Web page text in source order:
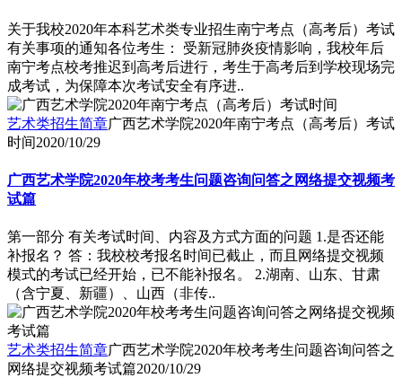
关于我校2020年本科艺术类专业招生南宁考点（高考后）考试
有关事项的通知各位考生： 受新冠肺炎疫情影响，我校年后
南宁考点校考推迟到高考后进行，考生于高考后到学校现场完
成考试，为保障本次考试安全有序进..
艺术类招生简章广西艺术学院2020年南宁考点（高考后）考试
时间2020/10/29
广西艺术学院2020年校考考生问题咨询问答之网络提交视频考
试篇
第一部分 有关考试时间、内容及方式方面的问题 1.是否还能
补报名？ 答：我校校考报名时间已截止，而且网络提交视频
模式的考试已经开始，已不能补报名。 2.湖南、山东、甘肃
（含宁夏、新疆）、山西（非传..
艺术类招生简章广西艺术学院2020年校考考生问题咨询问答之
网络提交视频考试篇2020/10/29